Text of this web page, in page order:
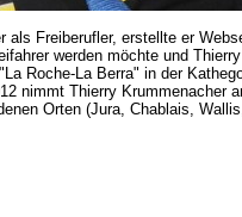
Freiberufler, erstellte er
werden möchte und
Roche-La Berra" in der
nimmt Thierry Krummenacher
Orten (Jura, Chablais,